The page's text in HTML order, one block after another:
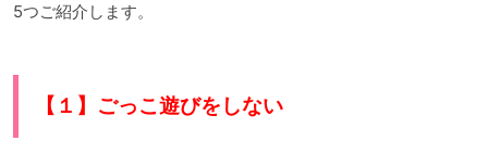
5つご紹介します。
【１】ごっこ遊びをしない